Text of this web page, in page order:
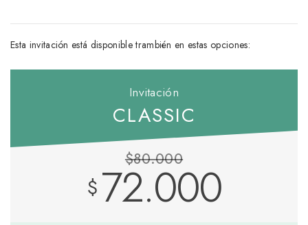
Esta invitación está disponible trambién en estas opciones:
Invitación
CLASSIC
$80.000
$72.000